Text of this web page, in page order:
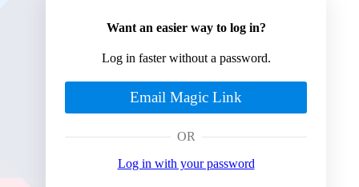
Want an easier way to log in?
Log in faster without a password.
Email Magic Link
OR
Log in with your password